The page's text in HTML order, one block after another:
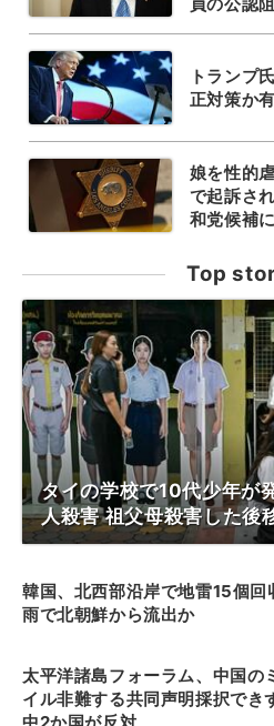
トランプ
正対策か
娘を性的
で起訴さ
和党候補
Top
タイの学校で10代少年が
人殺害 祖父母殺害した後
韓国、北西部沿岸で地雷15個回
雨で北朝鮮から流出か
太平洋諸島フォーラム、中国の
イル非難する共同声明採択でき